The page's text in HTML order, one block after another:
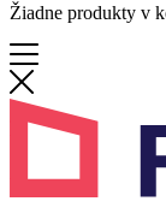
Žiadne produkty v